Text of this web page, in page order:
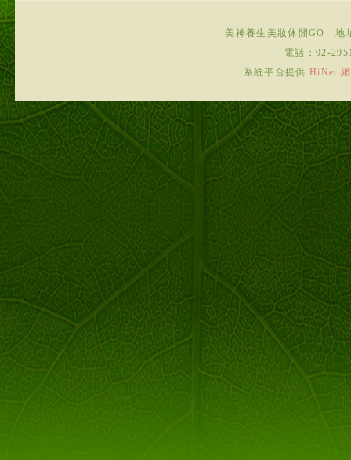
美神養生美妝休閒GO
地
電話： 02-
系統平台提供HiNet